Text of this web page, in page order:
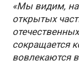
«Мы видим,
открытых
сокращается
вовлекаются